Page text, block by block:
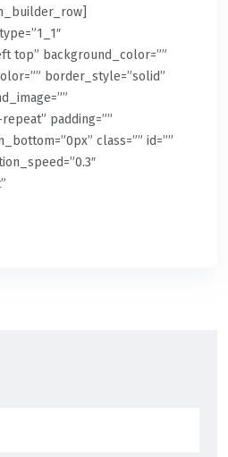
top” background_color=””
border_style=”solid”
padding=””
class=”” id=””